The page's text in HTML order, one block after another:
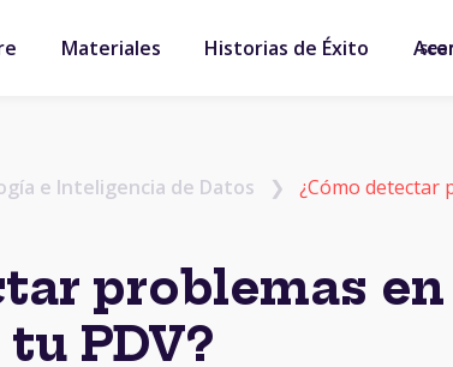
Materiales Historias de Éxito
e Inteligencia de Datos ❯ ¿Cómo detectar
problemas
PDV?